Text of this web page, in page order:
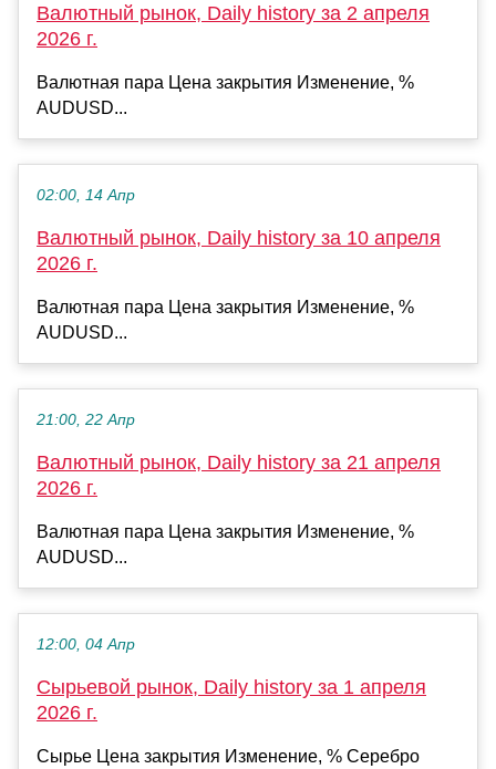
Валютный рынок, Daily history за 2 апреля
2026 г.
Валютная пара Цена закрытия Изменение, %
AUDUSD...
02:00, 14 Апр
Валютный рынок, Daily history за 10 апреля
2026 г.
Валютная пара Цена закрытия Изменение, %
AUDUSD...
21:00, 22 Апр
Валютный рынок, Daily history за 21 апреля
2026 г.
Валютная пара Цена закрытия Изменение, %
AUDUSD...
12:00, 04 Апр
Сырьевой рынок, Daily history за 1 апреля
2026 г.
Сырье Цена закрытия Изменение, % Серебро